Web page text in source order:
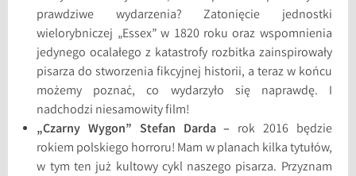
prawdziwe wydarzenia? Zatonięcie jednostki
wielorybniczej „Essex” w 1820 roku oraz wspomnienia
jedynego ocalałego z katastrofy rozbitka zainspirowały
pisarza do stworzenia fikcyjnej historii, a teraz w końcu
możemy poznać, co wydarzyło się naprawdę. I
nadchodzi niesamowity film!
„Czarny Wygon” Stefan Darda – rok 2016 będzie
rokiem polskiego horroru! Mam w planach kilka tytułów,
w tym ten już kultowy cykl naszego pisarza. Przyznam